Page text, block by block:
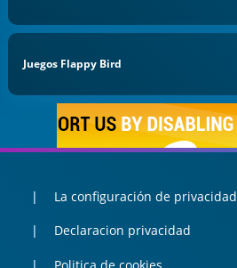
Juegos Flappy Bird
La configuración de privacidad
Declaracion privacidad
Politica de cookies